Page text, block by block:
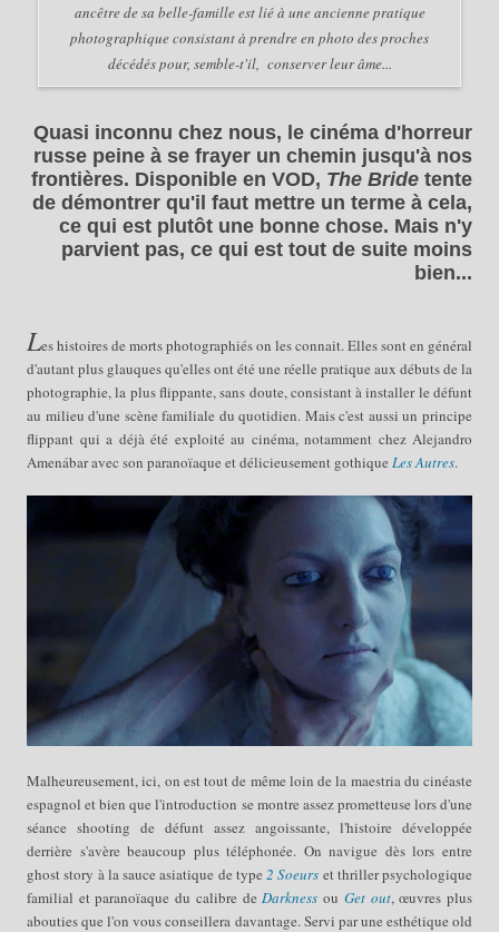
ancêtre de sa belle-famille est lié à une ancienne pratique
photographique consistant à prendre en photo des proches
décédés pour, semble-t'il, conserver leur âme...
Quasi inconnu chez nous, le cinéma d'horreur
russe peine à se frayer un chemin jusqu'à nos
frontières. Disponible en VOD, The Bride tente
de démontrer qu'il faut mettre un terme à cela,
ce qui est plutôt une bonne chose. Mais n'y
parvient pas, ce qui est tout de suite moins
bien...
Les histoires de morts photographiés on les connait. Elles sont en général
d'autant plus glauques qu'elles ont été une réelle pratique aux débuts de la
photographie, la plus flippante, sans doute, consistant à installer le défunt
au milieu d'une scène familiale du quotidien. Mais c'est aussi un principe
flippant qui a déjà été exploité au cinéma, notamment chez Alejandro
Amenábaravec son paranoïaque et délicieusement gothique Les Autres.
Malheureusement, ici, on est tout de même loin de la maestria du cinéaste
espagnol et bien que l'introduction se montre assez prometteuse lors d'une
séance shooting de défunt assez angoissante, l'histoire développée
derrière s'avère beaucoup plus téléphonée. On navigue dès lors entre
ghost story à la sauce asiatique de type 2 Soeurs et thriller psychologique
familial et paranoïaque du calibre de Darknessou Get out, œuvres plus
abouties que l'on vous conseillera davantage. Servi par une esthétique old